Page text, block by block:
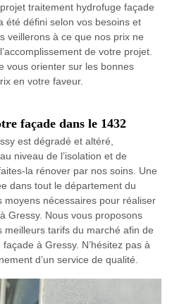
traitement hydrofuge façade
été défini selon vos besoins et
veillerons à ce que nos prix ne
de votre projet.
vous orienter sur les bonnes
en votre faveur.
façade dans le 1432
est dégradé et altéré,
niveau de l’isolation et de
la rénover par nos soins. Une
dans tout le département du
moyens nécessaires pour réaliser
Gressy. Nous vous proposons
tarifs du marché afin de
à Gressy. N’hésitez pas à
d’un service de qualité.